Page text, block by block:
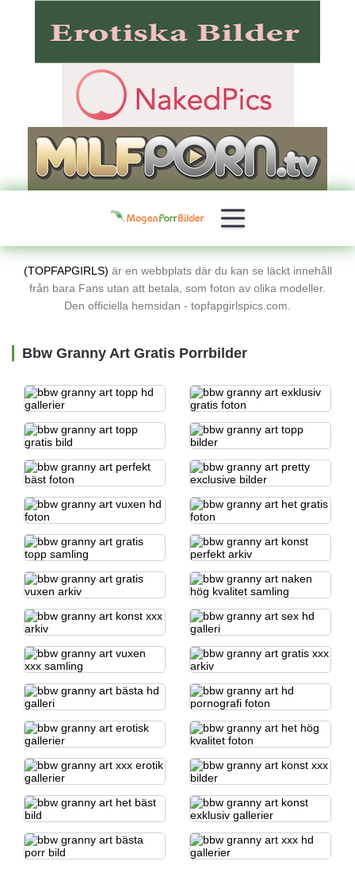
(TOPFAPGIRLS) är en webbplats där du kan se läckt innehåll
från bara Fans utan att betala, som foton av olika modeller.
Den officiella hemsidan - topfapgirlspics.com.
Bbw Granny Art Gratis Porrbilder